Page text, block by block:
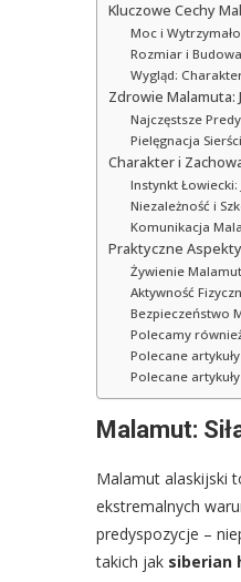
Kluczowe Cechy
Moc i
Rozmiar i
Wygląd:
Zdrowie Malamuta:
Najczęstsze
Pielęgnacja
Charakter i
Instynkt Łowiecki:
Niezależność i
Komunikacja
Praktyczne
Żywienie
Aktywność
Bezpieczeństwo
Polecamy
Polecane artykuły
Polecane artykuły
Malamut:
Malamut alaskijski
ekstremalnych
predyspozycje –
takich jak siberian